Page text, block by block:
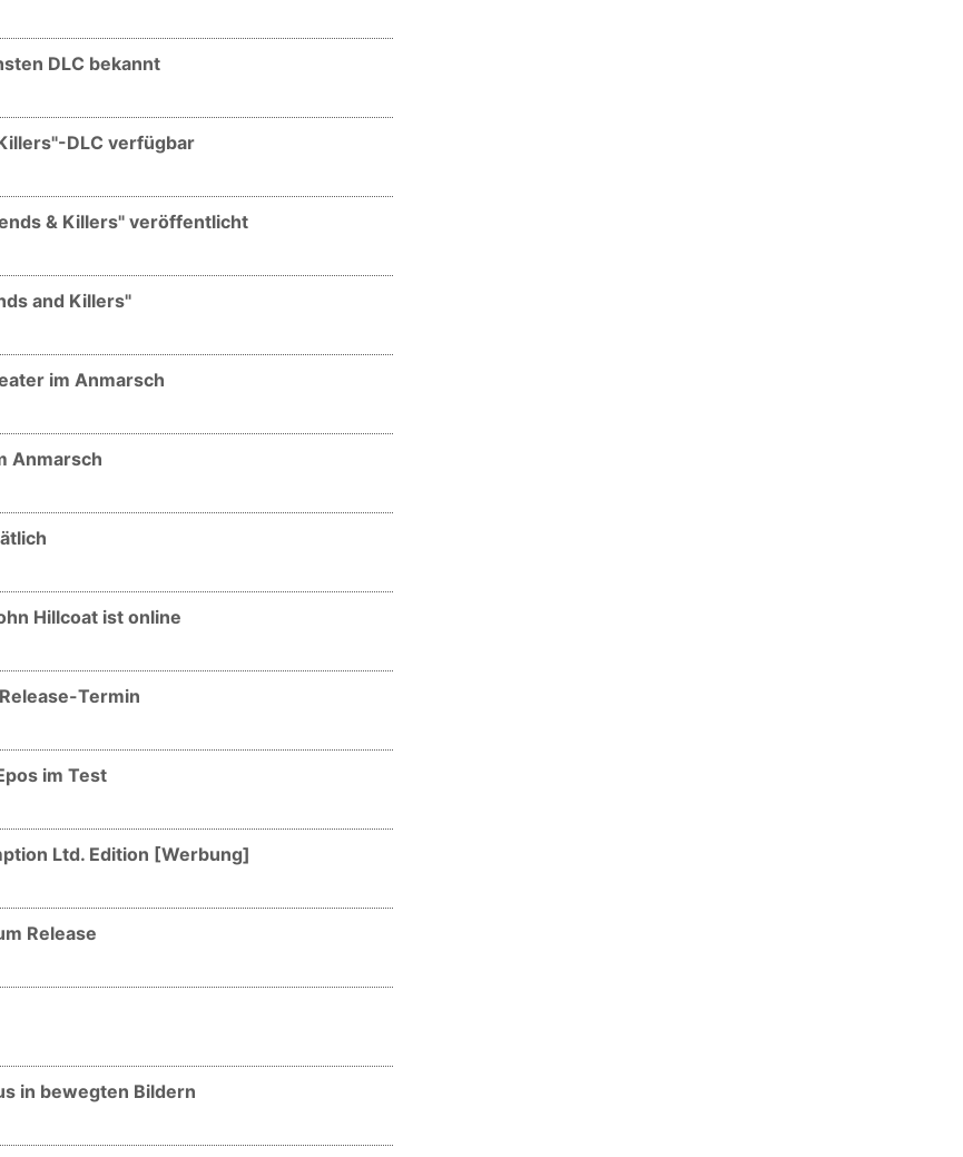
DLC bekannt
DLC verfügbar
& Killers" veröffentlicht
and Killers"
im Anmarsch
Anmarsch
Hillcoat ist online
Termin
im Test
Ltd. Edition [Werbung]
Release
in bewegten Bildern